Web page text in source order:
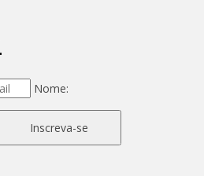
Nome:
Inscreva-se